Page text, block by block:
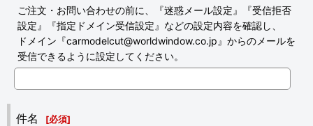
ご注文・お問い合わせの前に、『迷惑メール設定』『受信拒否
設定』『指定ドメイン受信設定』などの設定内容を確認し、
ドメイン『carmodelcut@worldwindow.co.jp』からのメールを
受信できるように設定してください。
件名 [必須]